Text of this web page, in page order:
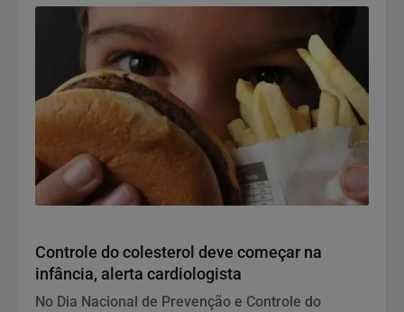
Controle do colesterol deve começar na
infância, alerta cardiologista
No Dia Nacional de Prevenção e Controle do